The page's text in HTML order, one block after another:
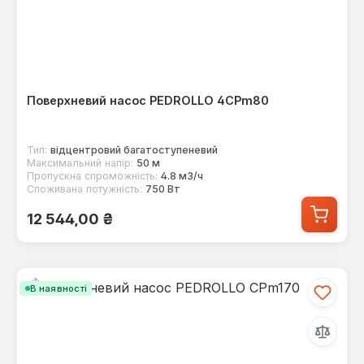
Поверхневий насос PEDROLLO 4CPm80
Тип: відцентровий багатоступеневий
Максимальний напір: 50 м
Пропускна спроможність: 4.8 м3/ч
Споживана потужність: 750 Вт
Звичайна ціна:
12 544,00 ₴
В наявності